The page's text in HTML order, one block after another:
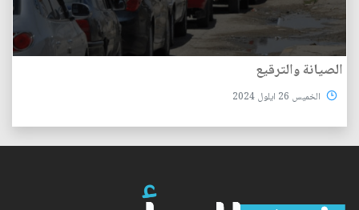
الصيانة‭ ‬والترقيع
الخميس 26 ايلول 2024